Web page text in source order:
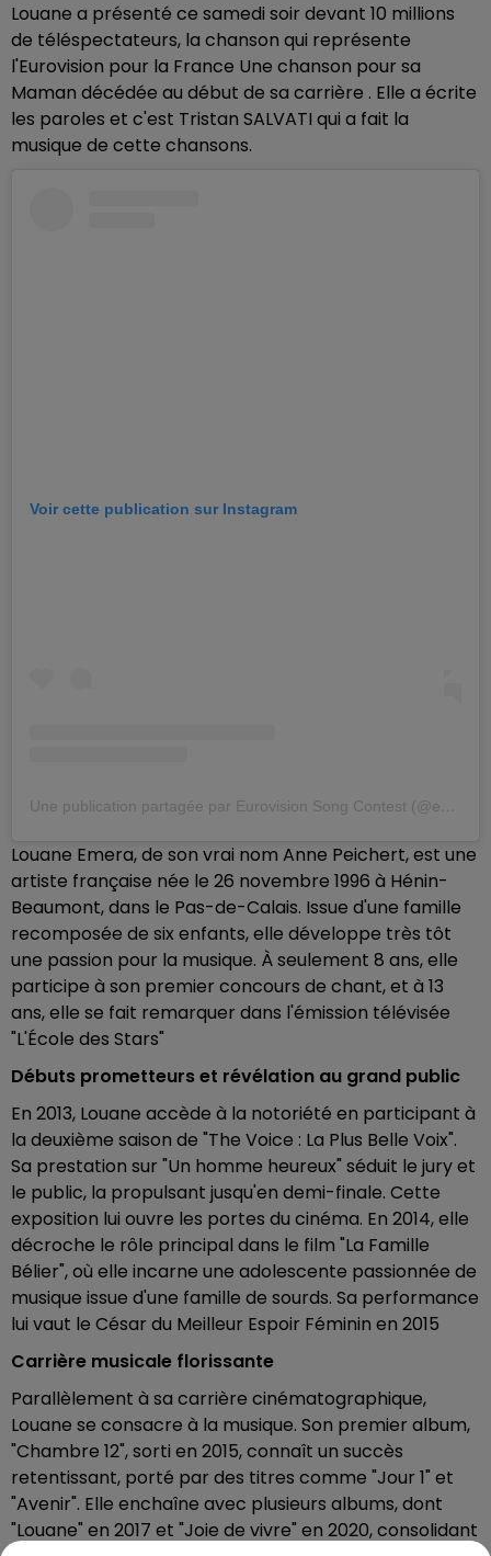
Louane a présenté ce samedi soir devant 10 millions
de téléspectateurs, la chanson qui représente
l'Eurovision pour la France Une chanson pour sa
Maman décédée au début de sa carrière . Elle a écrite
les paroles et c'est Tristan SALVATI qui a fait la
musique de cette chansons.
Voir cette publication sur Instagram
Une publication partagée par Eurovision Song Contest (@eurovision)
Louane Emera, de son vrai nom Anne Peichert, est une
artiste française née le 26 novembre 1996 à Hénin-
Beaumont, dans le Pas-de-Calais. Issue d'une famille
recomposée de six enfants, elle développe très tôt
une passion pour la musique. À seulement 8 ans, elle
participe à son premier concours de chant, et à 13
ans, elle se fait remarquer dans l'émission télévisée
"L'École des Stars"
Débuts prometteurs et révélation au grand public
En 2013, Louane accède à la notoriété en participant à
la deuxième saison de "The Voice : La Plus Belle Voix".
Sa prestation sur "Un homme heureux" séduit le jury et
le public, la propulsant jusqu'en demi-finale. Cette
exposition lui ouvre les portes du cinéma. En 2014, elle
décroche le rôle principal dans le film "La Famille
Bélier", où elle incarne une adolescente passionnée de
musique issue d'une famille de sourds. Sa performance
lui vaut le César du Meilleur Espoir Féminin en 2015
Carrière musicale florissante
Parallèlement à sa carrière cinématographique,
Louane se consacre à la musique. Son premier album,
"Chambre 12", sorti en 2015, connaît un succès
retentissant, porté par des titres comme "Jour 1" et
"Avenir". Elle enchaîne avec plusieurs albums, dont
"Louane" en 2017 et "Joie de vivre" en 2020, consolidant